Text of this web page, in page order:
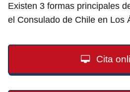
Existen 3 formas principales
el Consulado de Chile en Los
Cita